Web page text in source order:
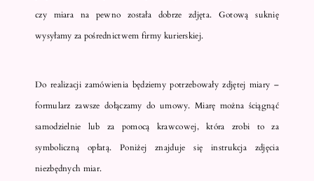
czy miara na pewno została dobrze zdjęta. Gotową suknię
wysyłamy za pośrednictwem firmy kurierskiej.
Do realizacji zamówienia będziemy potrzebowały zdjętej miary –
formularz zawsze dołączamy do umowy. Miarę można ściągnąć
samodzielnie lub za pomocą krawcowej, która zrobi to za
symboliczną opłatą. Poniżej znajduje się instrukcja zdjęcia
niezbędnych miar.